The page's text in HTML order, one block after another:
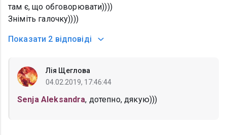
там є, що обговорювати))))
Зніміть галочку))))
Показати 2 відповіді
Лія Щеглова
04.02.2019, 17:46:44
Senja Aleksandra, дотепно, дякую)))